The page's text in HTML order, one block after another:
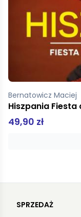
Bernatowicz Maciej
Hiszpania
49,90 zł
SPRZEDAŻ